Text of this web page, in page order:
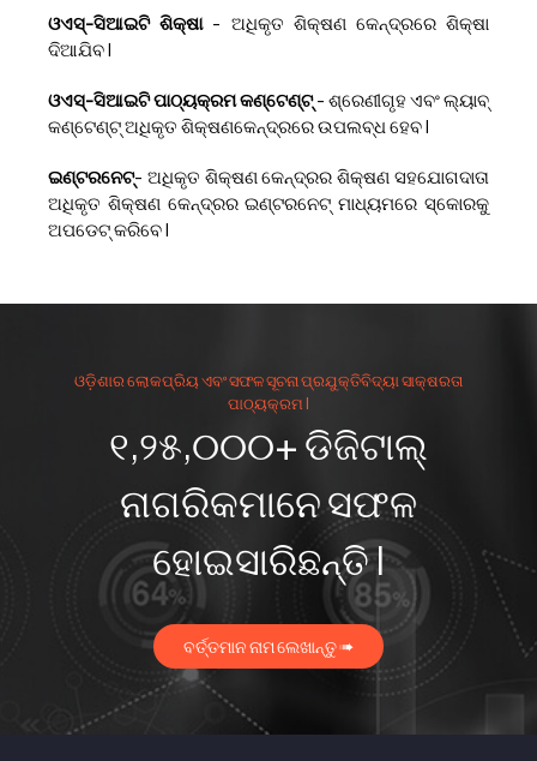
ଓଏସ୍-ସିଆଇଟି ଶିକ୍ଷା - ଅଧିକୃତ ଶିକ୍ଷଣ କେନ୍ଦ୍ରରେ ଶିକ୍ଷା
ଦିଆଯିବ I
ଓଏସ୍-ସିଆଇଟି ପାଠ୍ୟକ୍ରମ କଣ୍ଟେଣ୍ଟ୍- ଶ୍ରେଣୀଗୃହ ଏବଂ ଲ୍ୟାବ୍
କଣ୍ଟେଣ୍ଟ୍ ଅଧିକୃତ ଶିକ୍ଷଣକେନ୍ଦ୍ରରେ ଉପଲବ୍ଧ ହେବ I
ଇଣ୍ଟରନେଟ୍- ଅଧିକୃତ ଶିକ୍ଷଣ କେନ୍ଦ୍ରର ଶିକ୍ଷଣ ସହଯୋଗଦାତା
ଅଧିକୃତ ଶିକ୍ଷଣ କେନ୍ଦ୍ରର ଇଣ୍ଟରନେଟ୍ ମାଧ୍ୟମରେ ସ୍କୋରକୁ
ଅପଡେଟ୍ କରିବେ I
ଓଡ଼ିଶାର ଲୋକପ୍ରିୟ ଏବଂ ସଫଳ ସୂଚନା ପ୍ରଯୁକ୍ତିବିଦ୍ୟା ସାକ୍ଷରତା
ପାଠ୍ୟକ୍ରମ I
୧,୨୫,୦୦୦+ ଡିଜିଟାଲ୍
ନାଗରିକମାନେ ସଫଳ
ହୋଇସାରିଛନ୍ତି I
ବର୍ତ୍ତମାନ ନାମ ଲେଖାନ୍ତୁ ➠